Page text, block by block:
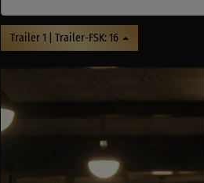
Trailer 1 | Trailer-FSK: 16